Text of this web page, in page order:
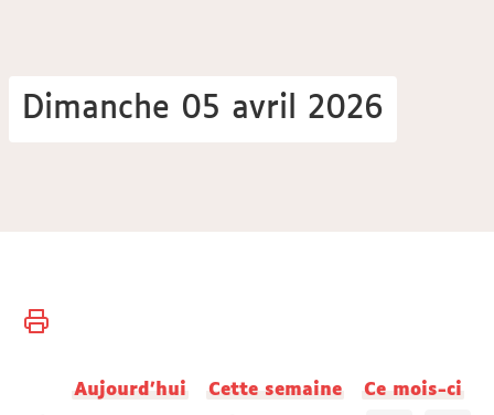
Dimanche 05 avril 2026
Vous
Accueil
Aujourd'hui Cette semaine Ce mois-ci